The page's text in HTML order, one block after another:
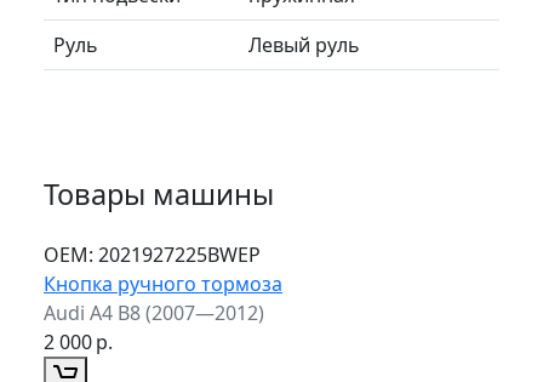
Руль
Левый руль
Товары машины
ОЕМ: 2021927225BWEP
Кнопка ручного тормоза
Audi A4 B8 (2007—2012)
2 000р.